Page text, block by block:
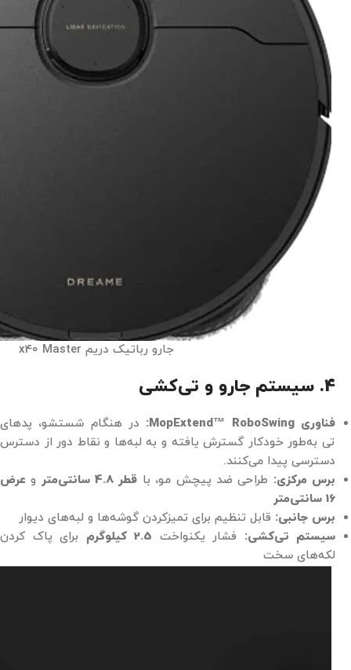
جارو رباتیک دریم x40 Master
4. سیستم جارو و تی‌کشی
فناوری MopExtend™ RoboSwing:
در هنگام شستشو، پدهای
تی به‌طور خودکار گسترش یافته و به لبه‌ها و نقاط دور از دسترس
دسترسی پیدا می‌کنند.
برس مرکزی: طراحی ضد پیچش مو، با قطر 4.8 سانتی‌متر و عرض
16 سانتی‌متر
برس جانبی: قابل تنظیم برای تمیزکردن گوشه‌ها و لبه‌های دیوار
سیستم تی‌کشی: فشار یکنواخت 2.5 کیلوگرم
برای پاک کردن
لکه‌های سخت